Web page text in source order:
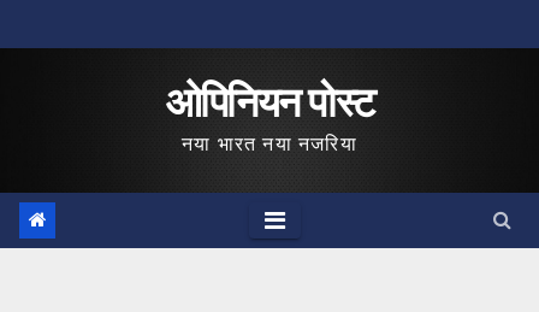
to
ओपिनियन पोस्ट
नया भारत नया नजरिया